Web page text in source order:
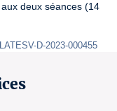
deux séances (14
D-2023-000455